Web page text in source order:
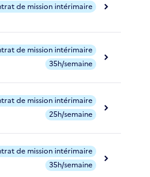
de mission intérimaire
de mission intérimaire
35h/semaine
de mission intérimaire
25h/semaine
de mission intérimaire
35h/semaine